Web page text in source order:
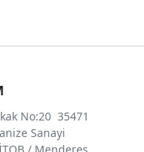
No:20 35471
Sanayi
/ Menderes